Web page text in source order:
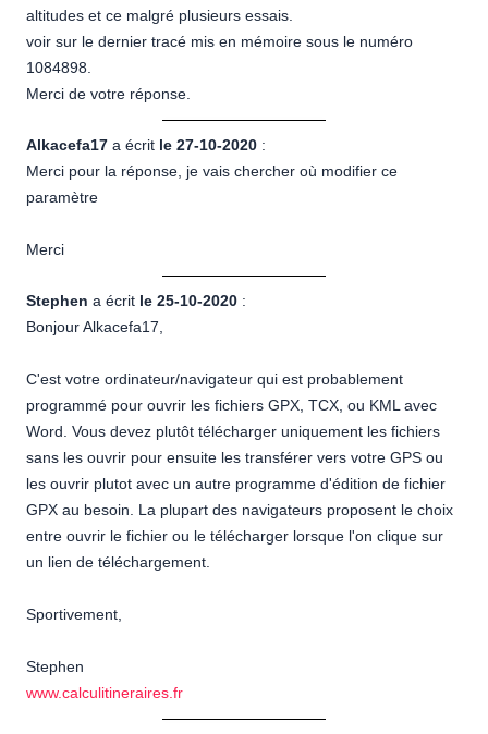
altitudes et ce malgré plusieurs essais.
voir sur le dernier tracé mis en mémoire sous le numéro
1084898.
Merci de votre réponse.
Alkacefa17 a écrit le 27-10-2020 :
Merci pour la réponse, je vais chercher où modifier ce
paramètre
Merci
Stephen a écrit le 25-10-2020 :
Bonjour Alkacefa17,
C'est votre ordinateur/navigateur qui est probablement
programmé pour ouvrir les fichiers GPX, TCX, ou KML avec
Word. Vous devez plutôt télécharger uniquement les fichiers
sans les ouvrir pour ensuite les transférer vers votre GPS ou
les ouvrir plutot avec un autre programme d'édition de fichier
GPX au besoin. La plupart des navigateurs proposent le choix
entre ouvrir le fichier ou le télécharger lorsque l'on clique sur
un lien de téléchargement.
Sportivement,
Stephen
www.calculitineraires.fr